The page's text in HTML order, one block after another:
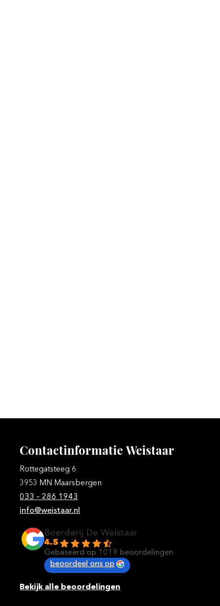
ContactinformatieWeistaar
Rottegatsteeg 6
3953 MN Maarsbergen
033 – 286 1943
info@weistaar.nl
Boerderij De Weistaar
4.5
Gebaseerd op 1019 beoordelingen
beoordeel ons op
Bekijk alle beoordelingen